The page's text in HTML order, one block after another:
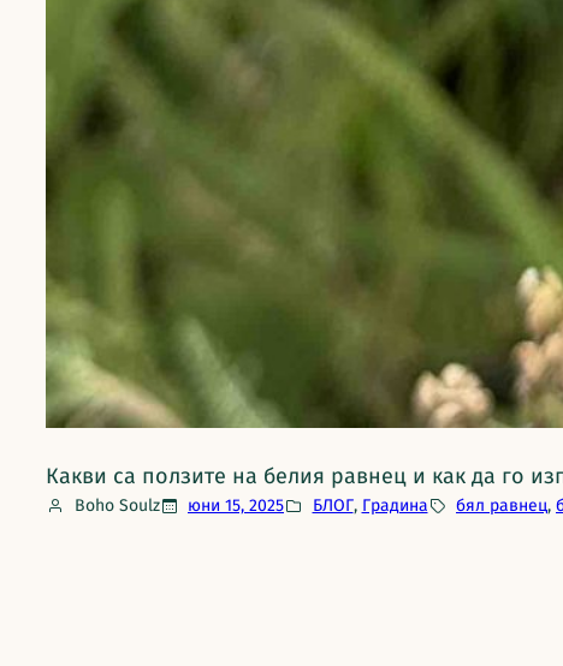
Какви са ползите на белия равнец и как да го
Boho Soulz юни 15, 2025 БЛОГ, Градина бял равнец,